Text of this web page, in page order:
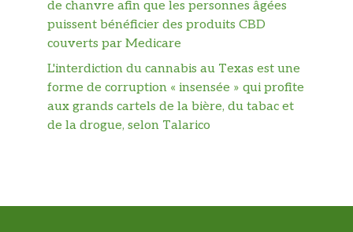
de chanvre afin que les personnes âgées
puissent bénéficier des produits CBD
couverts par Medicare
L'interdiction du cannabis au Texas est une
forme de corruption « insensée » qui profite
aux grands cartels de la bière, du tabac et
de la drogue, selon Talarico